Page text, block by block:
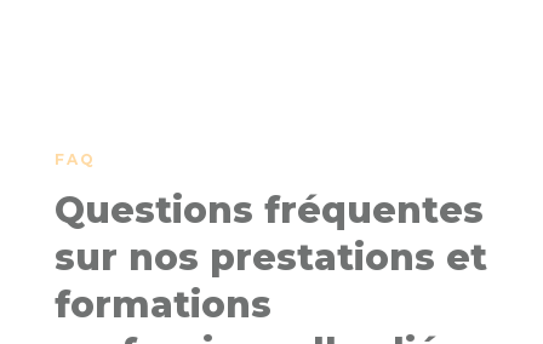
FAQ
Questions fréquentes
sur nos prestations et
formations